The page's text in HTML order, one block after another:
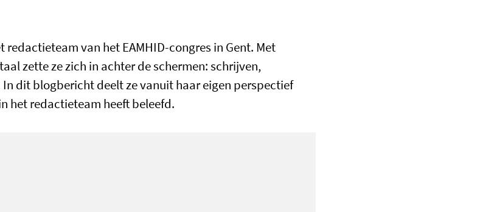
van het EAMHID-congres in Gent. Met
zette ze zich in achter de schermen: schrijven,
dit blogbericht deelt ze vanuit haar eigen perspectief
het redactieteam heeft beleefd.